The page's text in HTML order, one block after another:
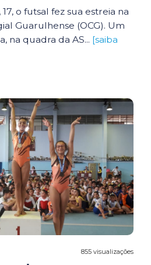
o futsal fez sua estreia na
Guarulhense (OCG). Um
na quadra da AS... [saiba
855 visualizações